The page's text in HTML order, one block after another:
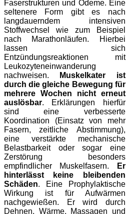
Faserstrukturen und Ödeme. Eine
seltenere Form gibt es nach
langdauerndem intensiven
Stoffwechsel wie zum Beispiel
nach Marathonläufen. H ierbei
lassen sich
Entzündungsreaktionen mit
Leukozyteneinwanderung
nachweisen.
Muskelkater ist
durch die gleiche Bewegung für
mehrere Wochen nicht erneut
auslösbar. Erklärungen hierfür
sind eine verbesserte
Koordination (Einsatz von mehr
Fasern, zeitliche Abstimmung),
eine verstärkte mechanische
Belastbarkeit oder sogar eine
Zerstörung besonders
empfindlicher Muskelfasern. Er
hinterlässt keine bleibenden
Schäden. Eine Prophylaktische
Wirkung ist für Aufwärmen
nachgewießen. Er wird durch
Dehnen, Wärme, Massagen und